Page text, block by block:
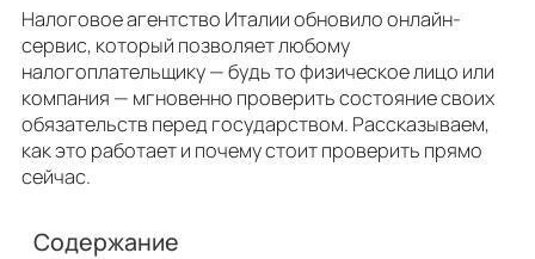
Налоговое агентство Италии обновило онлайн-
сервис, который позволяет любому
налогоплательщику — будь то физическое лицо или
компания — мгновенно проверить состояние своих
обязательств перед государством. Рассказываем,
как это работает и почему стоит проверить прямо
сейчас.
Содержание